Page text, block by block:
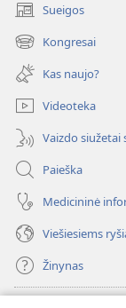
Sueigos
(atsiveria
naujas
langas)
Kongresai
(atsiveria
naujas
langas)
Kas naujo?
Videoteka
Vaizdo siužetai
Paieška
Medicininė
Viešiesiems
Žinynas